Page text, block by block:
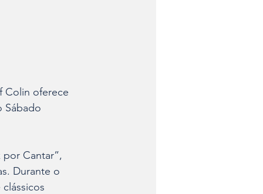
Colin oferece
Sábado
por Cantar”,
Durante o